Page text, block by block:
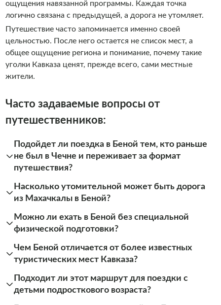
ощущения навязанной программы. Каждая точка
логично связана с предыдущей, а дорога не утомляет.
Путешествие часто запоминается именно своей
цельностью. После него остается не список мест, а
общее ощущение региона и понимание, почему такие
уголки Кавказа ценят, прежде всего, сами местные
жители.
Часто задаваемые вопросы от
путешественников:
Подойдет ли поездка в Беной тем, кто раньше
не был в Чечне и переживает за формат
путешествия?
Насколько утомительной может быть дорога
из Махачкалы в Беной?
Можно ли ехать в Беной без специальной
физической подготовки?
Чем Беной отличается от более известных
туристических мест Кавказа?
Подходит ли этот маршрут для поездки с
детьми подросткового возраста?